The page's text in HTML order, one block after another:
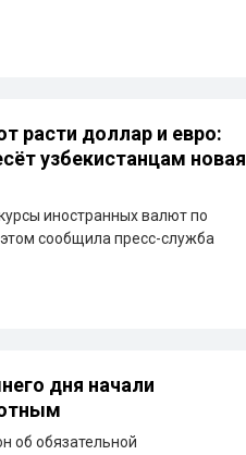
расти доллар и евро:
узбекистанцам новая
иностранных валют по
сообщила пресс-служба
дня начали
об обязательной